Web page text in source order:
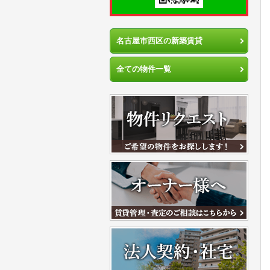
名古屋市西区の新築賃貸
全ての物件一覧